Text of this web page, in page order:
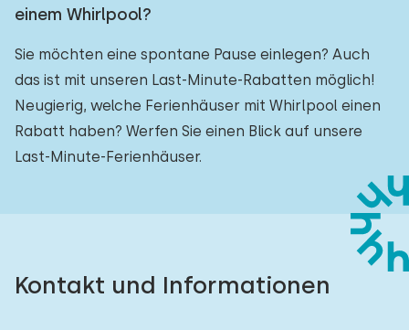
einem Whirlpool?
Sie möchten eine spontane Pause einlegen? Auch
das ist mit unseren Last-Minute-Rabatten möglich!
Neugierig, welche Ferienhäuser mit Whirlpool einen
Rabatt haben? Werfen Sie einen Blick auf unsere
Last-Minute-Ferienhäuser.
Kontakt und Informationen